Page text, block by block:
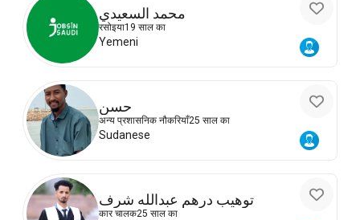
محمد السعيدي
रसोइया19 साल का
Yemeni
حسن
अन्य प्रशासनिक नौकरियाँ25 साल का
Sudanese
توهيب درهم عبدالله شرف
कार चालक25 साल का